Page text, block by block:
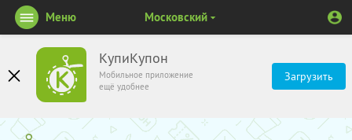
КупиКупон
Мобильное приложение
ещё удобнее
Загрузить
Меню Московский